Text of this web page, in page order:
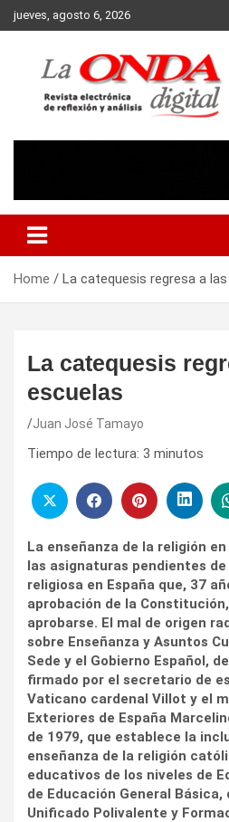
Skip
to
jueves, agosto 6, 2026
Home La catequesis regresa a
La catequesis
escuelas
Juan José Tamayo
Tiempo de lectura: 3 minutos
La enseñanza de la religión
las asignaturas pendientes
religiosa en España que, 37
aprobación de la
aprobarse. El mal de origen
sobre Enseñanza y Asuntos
Sede y el Gobierno Español,
firmado por el secretario de
Vaticano cardenal Villot y el
Exteriores de España
de 1979, que establece la
enseñanza de la religión
educativos de los niveles de
de Educación General
Unificado Polivalente y